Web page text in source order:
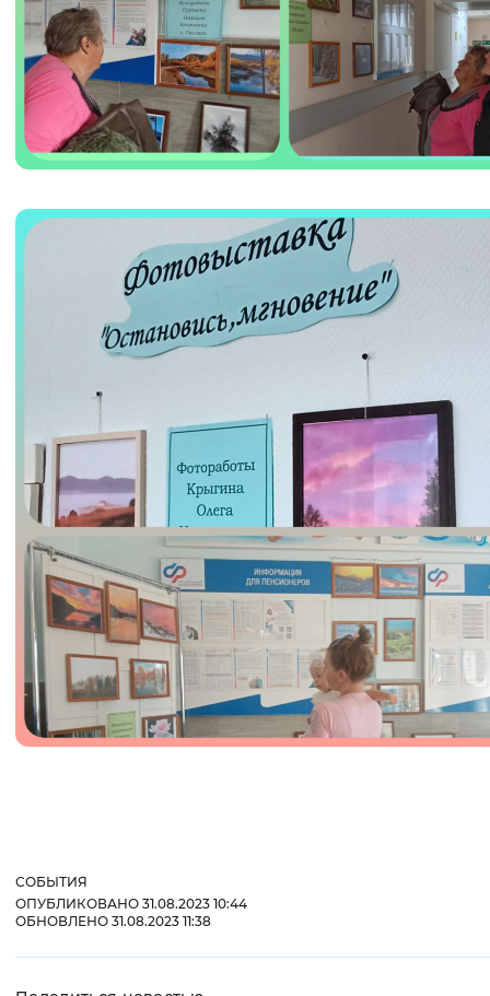
СОБЫТИЯ
ОПУБЛИКОВАНО 31.08.2023 10:44
ОБНОВЛЕНО 31.08.2023 11:38